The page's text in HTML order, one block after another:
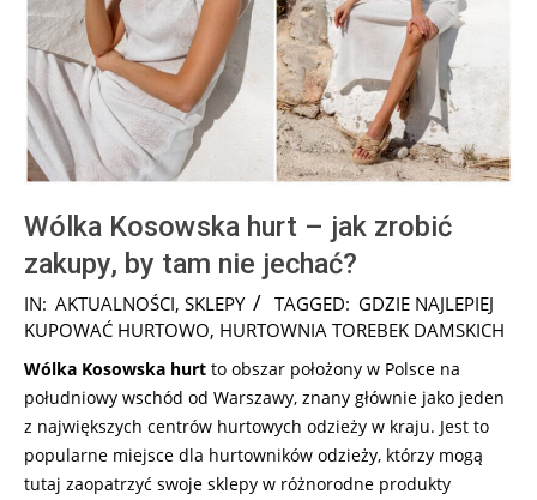
Wólka Kosowska hurt – jak zrobić
zakupy, by tam nie jechać?
2025-
03-
IN: AKTUALNOŚCI, SKLEPY TAGGED: GDZIE NAJLEPIEJ
KUPOWAĆ HURTOWO, HURTOWNIA TOREBEK DAMSKICH
Wólka Kosowska hurt to obszar położony w Polsce na
południowy wschód od Warszawy, znany głównie jako jeden
z największych centrów hurtowych odzieży w kraju. Jest to
popularne miejsce dla hurtowników odzieży, którzy mogą
tutaj zaopatrzyć swoje sklepy w różnorodne produkty